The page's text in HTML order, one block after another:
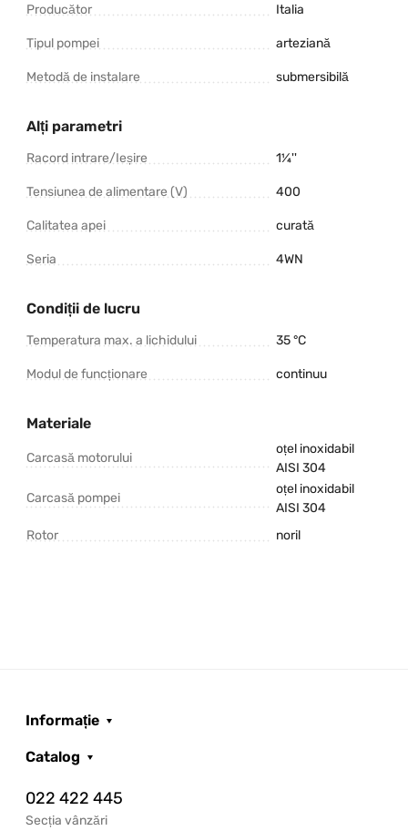
Producător Italia
Tipul pompei arteziană
Metodă de instalare submersibilă
Alți parametri
Racord intrare/Ieșire 1¼''
Tensiunea de alimentare (V) 400
Calitatea apei curată
Seria 4WN
Condiții de lucru
Temperatura max. a lichidului 35 °C
Modul de funcționare continuu
Materiale
Carcasă motorului
oțel inoxidabil
AISI 304
Carcasă pompei
oțel inoxidabil
AISI 304
Rotor
noril
Informație
Catalog
022 422 445
Secția vânzări